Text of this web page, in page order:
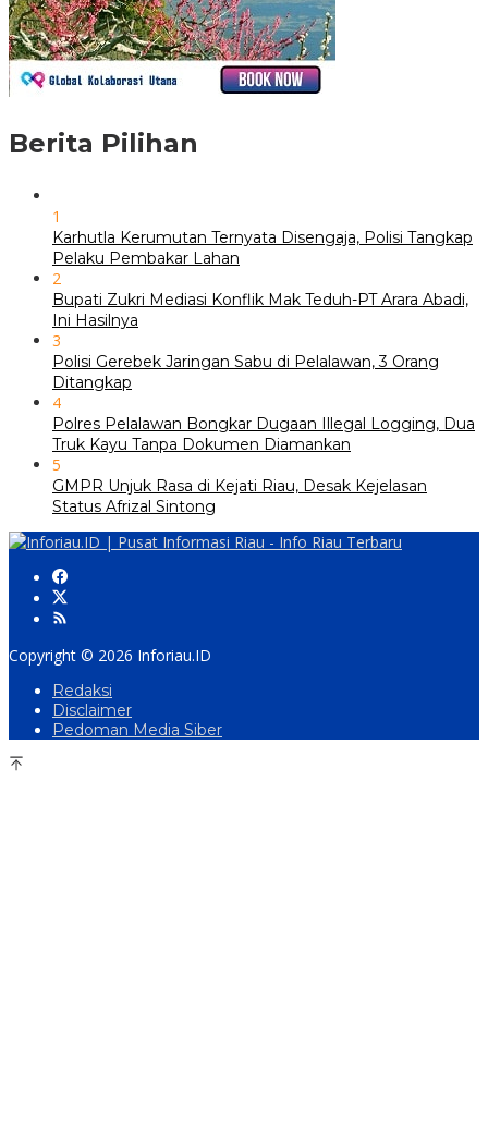
Berita Pilihan
1
Karhutla Kerumutan Ternyata Disengaja, Polisi Tangkap
Pelaku Pembakar Lahan
2
Bupati Zukri Mediasi Konflik Mak Teduh-PT Arara Abadi,
Ini Hasilnya
3
Polisi Gerebek Jaringan Sabu di Pelalawan, 3 Orang
Ditangkap
4
Polres Pelalawan Bongkar Dugaan Illegal Logging, Dua
Truk Kayu Tanpa Dokumen Diamankan
5
GMPR Unjuk Rasa di Kejati Riau, Desak Kejelasan
Status Afrizal Sintong
Copyright © 2026 Inforiau.ID
Redaksi
Disclaimer
Pedoman Media Siber